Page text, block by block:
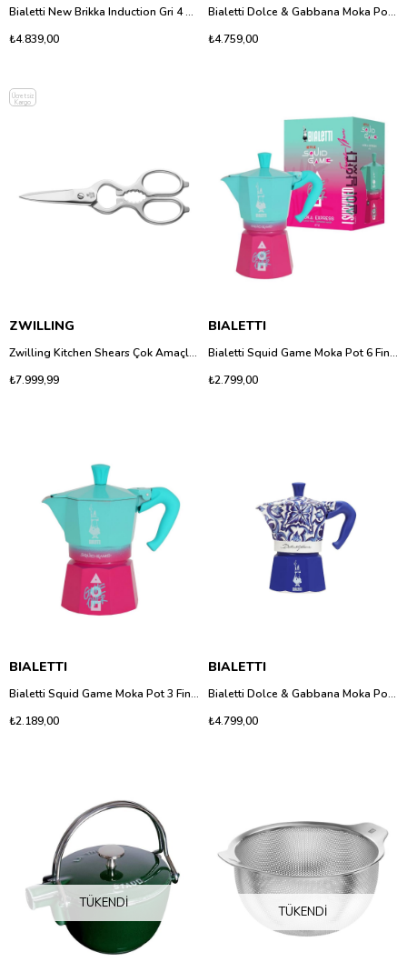
Bialetti New Brikka Induction Gri 4 Cup - Kremalı Espresso Yapan İndüksiyonlu
₺4.839,00
Bialetti Dolce & Gabbana Moka Pot Induction 2 Fincan - İndüksiyon Uyumlu Özel Seri
₺4.759,00
ZWILLING
Zwilling Kitchen Shears Çok Amaçlı Makas 20 cm | Paslanmaz Çelik Mutfak Makası
₺7.999,99
Ücretsiz
Kargo
BIALETTI
Bialetti Squid Game Moka Pot 6 Fincan - Mat Siyah Tasarımlı Espresso Makinesi
₺2.799,00
BIALETTI
Bialetti Squid Game Moka Pot 3 Fincan - Mat Siyah Tasarımlı Espresso Makinesi
₺2.189,00
BIALETTI
Bialetti Dolce & Gabbana Moka Pot 3 Fincan - Akdeniz Mavisi Özel Seri Espresso Makinesi
₺4.799,00
TÜKENDI
TÜKENDI